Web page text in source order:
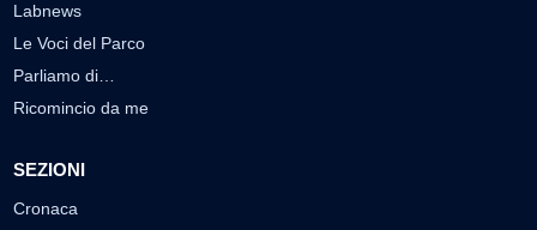
Labnews
Le Voci del Parco
Parliamo di…
Ricomincio da me
SEZIONI
Cronaca